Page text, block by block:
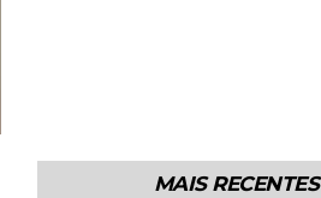
MAIS RECENTES